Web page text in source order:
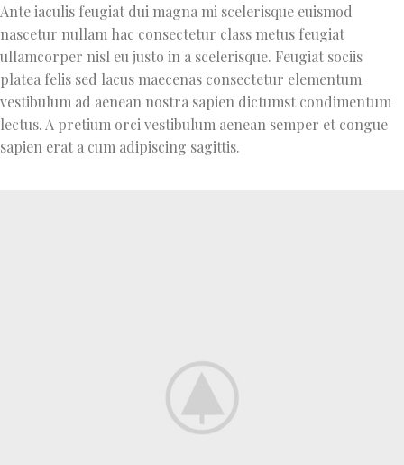
Ante iaculis feugiat dui magna mi scelerisque euismod
nascetur nullam hac consectetur class metus feugiat
ullamcorper nisl eu justo in a scelerisque. Feugiat sociis
platea felis sed lacus maecenas consectetur elementum
vestibulum ad aenean nostra sapien dictumst condimentum
lectus. A pretium orci vestibulum aenean semper et congue
sapien erat a cum adipiscing sagittis.